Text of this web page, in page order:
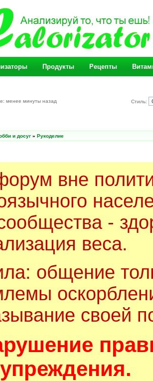
Продукты Рецепты
менее минуты назад Стиль:
и досуг » Рукоделие
вне
-
веса.
общение
своей